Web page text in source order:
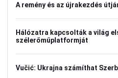
A remény és az újrakezdés
Hálózatra kapcsolták a világ
szélerőműplatformját
Vučić: Ukrajna számíthat